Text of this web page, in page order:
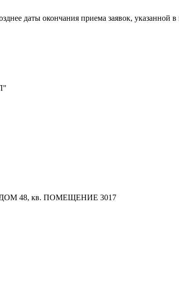
даты окончания приема заявок, указанной в
48, кв. ПОМЕЩЕНИЕ 3017